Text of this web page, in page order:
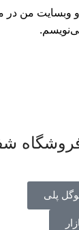
و وبسایت من در
پلی